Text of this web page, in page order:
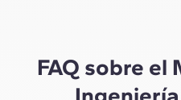
ritmo híbrido de los
FAQ sobre el